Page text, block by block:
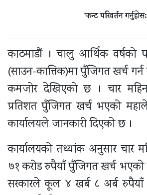
फन्ट परिवर्तन गर्नुहोस:
काठमाडौं । चालु आर्थिक वर्षको
(साउन-कात्तिक)मा पुँजिगत खर्च
कमजोर देखिएको छ । चार
प्रतिशत पुँजिगत खर्च भएको
कार्यालयले जानकारी दिएको छ ।
कार्यालयको तथ्यांक अनुसार चार
७१ करोड रुपैयाँ पुँजिगत खर्च
सरकारले कूल ४ खर्ब ८ अर्ब